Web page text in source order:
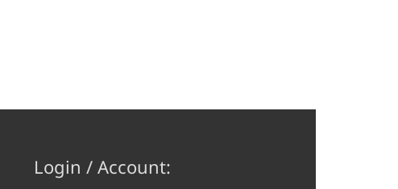
Login / Account: